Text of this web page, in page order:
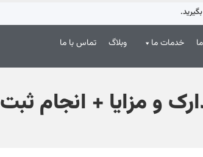
خدمات ما وبلاگ تماس با ما
و مزایا + انجام ثبت